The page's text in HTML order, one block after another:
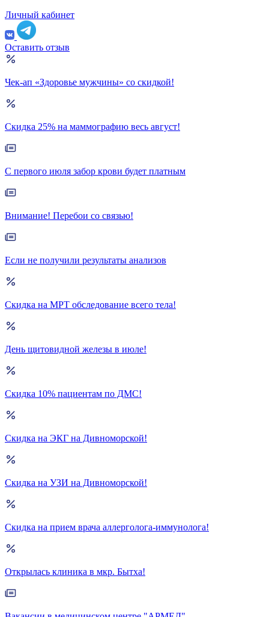
Личный кабинет
Оставить отзыв
Чек-ап «Здоровье мужчины» со скидкой!
Скидка 25% на маммографию весь август!
С первого июля забор крови будет платным
Внимание! Перебои со связью!
Если не получили результаты анализов
Скидка на МРТ обследование всего тела!
День щитовидной железы в июле!
Скидка 10% пациентам по ДМС!
Скидка на ЭКГ на Дивноморской!
Скидка на УЗИ на Дивноморской!
Скидка на прием врача аллерголога-иммунолога!
Открылась клиника в мкр. Бытха!